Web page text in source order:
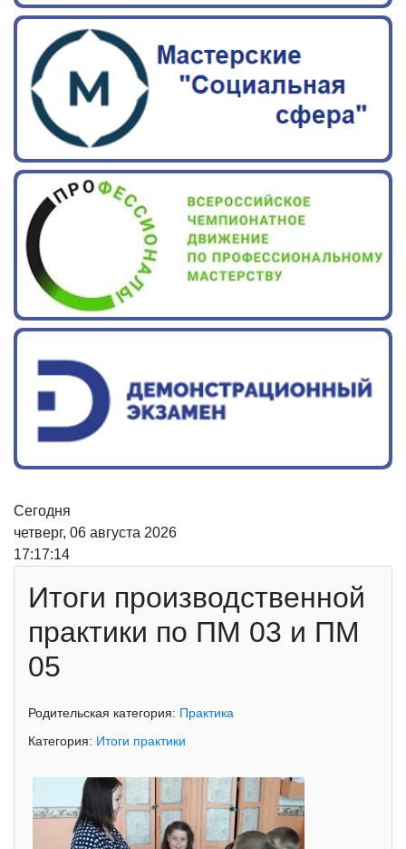
Сегодня
четверг, 06 августа 2026
17:17:15
Итоги производственной
практики по ПМ 03 и ПМ
05
Родительская категория: Практика
Категория: Итоги практики